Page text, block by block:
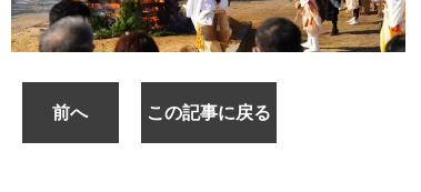
前へ この記事に戻る